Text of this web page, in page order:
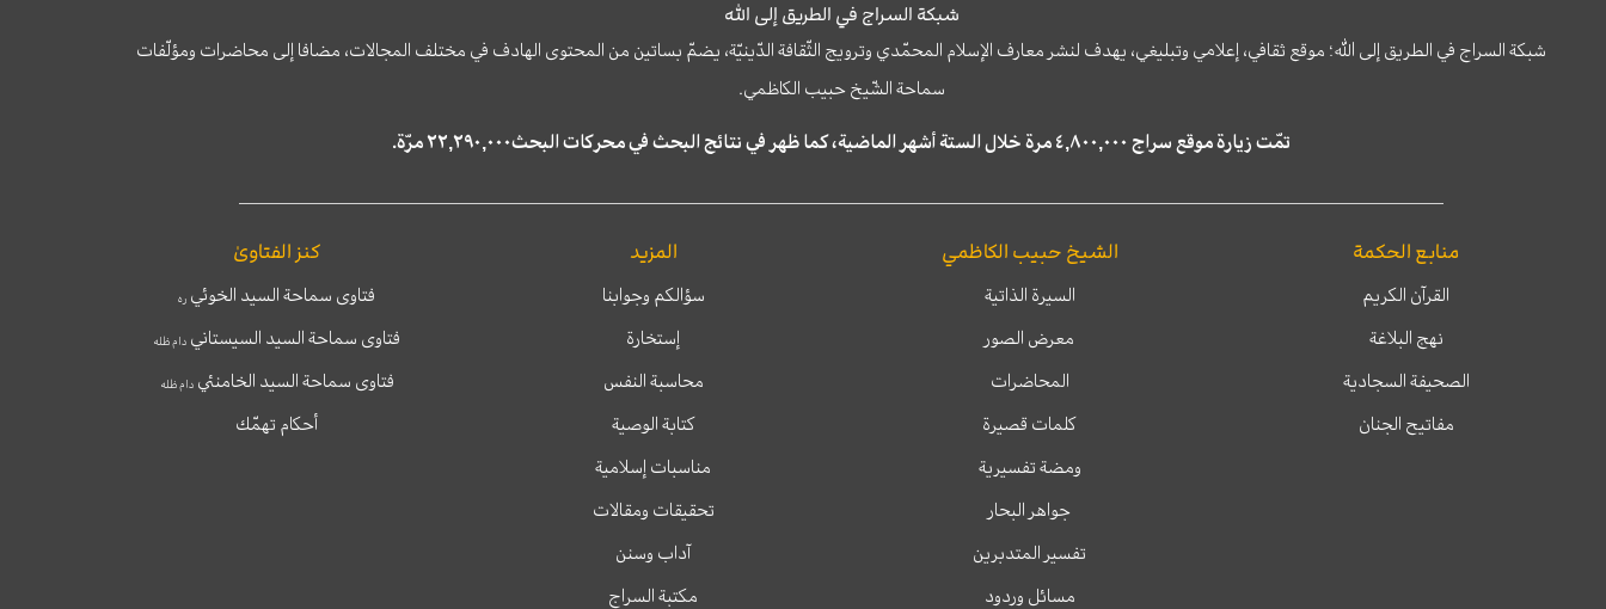
شبكة السراج في الطريق إلى الله
شبكة السراج في الطريق إلى الله؛ موقع ثقافي، إعلامي وتبليغي، يهدف لنشر معارف الإسلام المحمّدي وترويج الثّقافة الدّينيّة، يضمّ بساتين من المحتوى الهادف في مختلف المجالات، مضافا إلى محاضرات ومؤلّفات
سماحة الشّيخ حبيب الكاظمي.
تمّت زيارة موقع سراج ٤,٨٠٠,٠٠٠ مرة خلال الستة أشهر الماضية، كما ظهر في نتائج البحث في محركات البحث٢٢,٢٩٠,٠٠٠ مرّة.
منابع الحكمة
القرآن الكريم
نهج البلاغة
الصحيفة السجادية
مفاتيح الجنان
الشيخ حبيب الكاظمي
السيرة الذاتية
معرض الصور
المحاضرات
كلمات قصيرة
ومضة تفسيرية
جواهر البحار
تفسير المتدبرين
مسائل وردود
المزيد
سؤالكم وجوابنا
إستخارة
محاسبة النفس
كتابة الوصية
مناسبات إسلامية
تحقيقات ومقالات
آداب وسنن
مكتبة السراج
كنز الفتاوىٰ
فتاوى سماحة السيد الخوئي ره
فتاوى سماحة السيد السيستاني دام ظله
فتاوى سماحة السيد الخامنئيدام ظله
أحكام تهمّك